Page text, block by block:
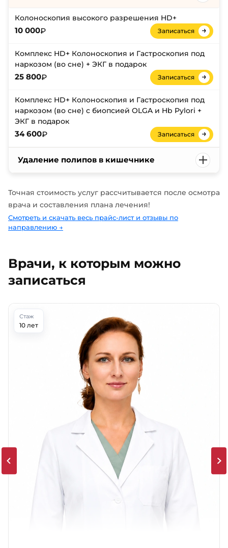
Колоноскопия высокого разрешения HD+
10 000₽ Записаться →
Комплекс HD+ Колоноскопия и Гастроскопия под
наркозом (во сне) + ЭКГ в подарок
25 800₽ Записаться →
Комплекс HD+ Колоноскопия и Гастроскопия под
наркозом (во сне) с биопсией OLGA и Hb Pylori +
ЭКГ в подарок
34 600₽ Записаться →
Удаление полипов в кишечнике
Точная стоимость услуг рассчитывается после осмотра
врача и составления плана лечения!
Смотреть и скачать весь прайс-лист и отзывы по
направлению →
Врачи, к которым можно
записаться
Стаж
38 лет